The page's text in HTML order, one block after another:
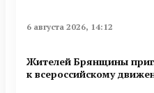
6 августа 2026, 14:12
Жителей Брянщины
к всероссийскому